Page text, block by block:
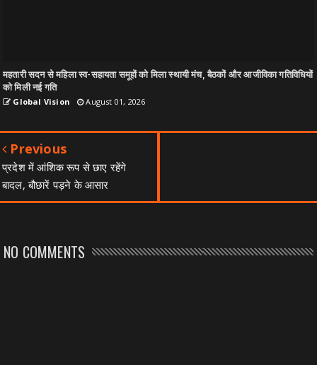
महतारी सदन से महिला स्व-सहायता समूहों को मिला स्थायी मंच, बैठकों और आजीविका गतिविधियों
को मिली नई गति
Global Vision August 01, 2026
Previous
प्रदेश में आंशिक रूप से छाए रहेंगे
बादल, बौछारें पड़ने के आसार
NO COMMENTS